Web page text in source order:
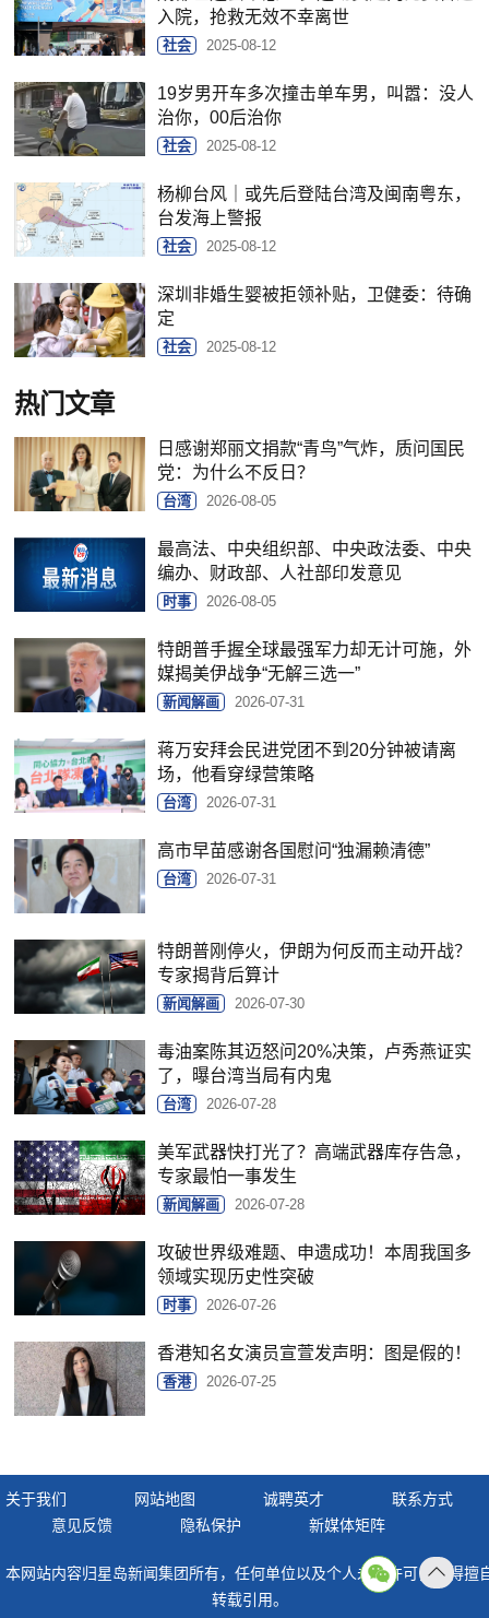
入院，抢救无效不幸离世
社会 2025-08-12
19岁男开车多次撞击单车男，叫嚣：没人
治你，00后治你
社会 2025-08-12
杨柳台风｜或先后登陆台湾及闽南粤东，
台发海上警报
社会 2025-08-12
深圳非婚生婴被拒领补贴，卫健委：待确
定
社会 2025-08-12
热门文章
日感谢郑丽文捐款“青鸟”气炸，质问国民
党：为什么不反日？
台湾 2026-08-05
最高法、中央组织部、中央政法委、中央
编办、财政部、人社部印发意见
时事 2026-08-05
特朗普手握全球最强军力却无计可施，外
媒揭美伊战争“无解三选一”
新闻解画 2026-07-31
蒋万安拜会民进党团不到20分钟被请离
场，他看穿绿营策略
台湾 2026-07-31
高市早苗感谢各国慰问“独漏赖清德”
台湾 2026-07-31
特朗普刚停火，伊朗为何反而主动开战？
专家揭背后算计
新闻解画 2026-07-30
毒油案陈其迈怒问20%决策，卢秀燕证实
了，曝台湾当局有内鬼
台湾 2026-07-28
美军武器快打光了？高端武器库存告急，
专家最怕一事发生
新闻解画 2026-07-28
攻破世界级难题、申遗成功！本周我国多
领域实现历史性突破
时事 2026-07-26
香港知名女演员宣萱发声明：图是假的！
香港 2026-07-25
关于我们 网站地图 诚聘英才
联系方式
意见反馈
隐私保护 新媒体矩阵
本网站内容归星岛新闻集团所有，任何单位以及个人未经许可，不得擅
转载引用。